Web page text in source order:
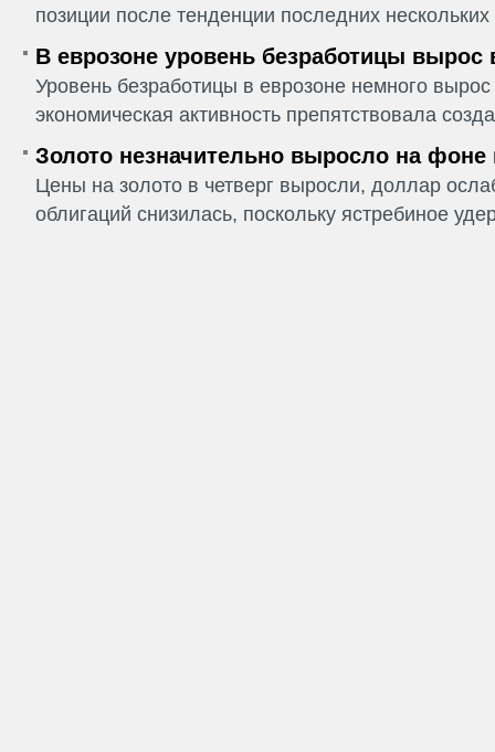
позиции после тенденции последних
В еврозоне уровень безработицы вырос
Уровень безработицы в еврозоне немного
экономическая активность препятствовала
Золото незначительно выросло на фоне
Цены на золото в четверг выросли, доллар
облигаций снизилась, поскольку ястребиное